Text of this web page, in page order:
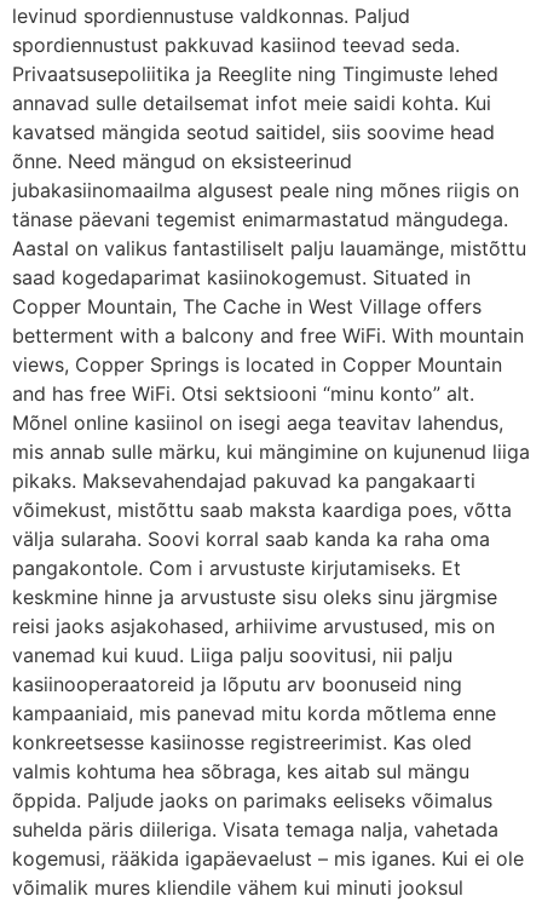
levinud spordiennustuse valdkonnas. Paljud
spordiennustust pakkuvad kasiinod teevad seda.
Privaatsusepoliitika ja Reeglite ning Tingimuste lehed
annavad sulle detailsemat infot meie saidi kohta. Kui
kavatsed mängida seotud saitidel, siis soovime head
õnne. Need mängud on eksisteerinud
jubakasiinomaailma algusest peale ning mõnes riigis on
tänase päevani tegemist enimarmastatud mängudega.
Aastal on valikus fantastiliselt palju lauamänge, mistõttu
saad kogedaparimat kasiinokogemust. Situated in
Copper Mountain, The Cache in West Village offers
betterment with a balcony and free WiFi. With mountain
views, Copper Springs is located in Copper Mountain
and has free WiFi. Otsi sektsiooni “minu konto” alt.
Mõnel online kasiinol on isegi aega teavitav lahendus,
mis annab sulle märku, kui mängimine on kujunenud liiga
pikaks. Maksevahendajad pakuvad ka pangakaarti
võimekust, mistõttu saab maksta kaardiga poes, võtta
välja sularaha. Soovi korral saab kanda ka raha oma
pangakontole. Com i arvustuste kirjutamiseks. Et
keskmine hinne ja arvustuste sisu oleks sinu järgmise
reisi jaoks asjakohased, arhiivime arvustused, mis on
vanemad kui kuud. Liiga palju soovitusi, nii palju
kasiinooperaatoreid ja lõputu arv boonuseid ning
kampaaniaid, mis panevad mitu korda mõtlema enne
konkreetsesse kasiinosse registreerimist. Kas oled
valmis kohtuma hea sõbraga, kes aitab sul mängu
õppida. Paljude jaoks on parimaks eeliseks võimalus
suhelda päris diileriga. Visata temaga nalja, vahetada
kogemusi, rääkida igapäevaelust – mis iganes. Kui ei ole
võimalik mures kliendile vähem kui minuti jooksul